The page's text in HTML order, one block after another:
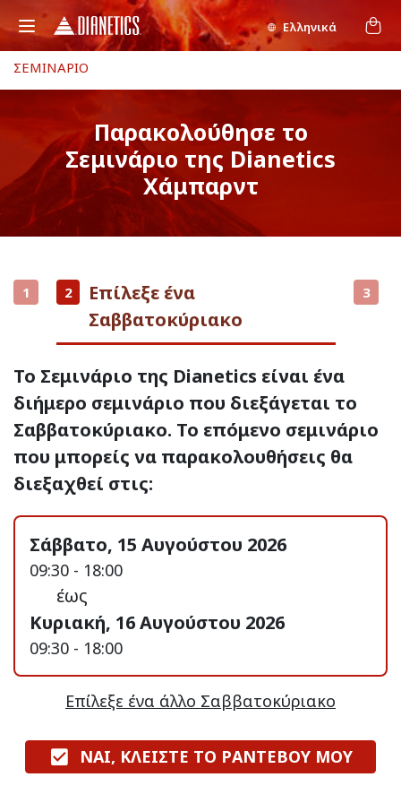
Ελληνικά
ΣΕΜΙΝΑΡΙΟ
Παρακολούθησε το
Σεμινάριο της Dianetics
Χάμπαρντ
1 2
Επίλεξε ένα
Σαββατοκύριακο
3
Το Σεμινάριο της Dianetics είναι ένα
διήμερο σεμινάριο που διεξάγεται το
Σαββατοκύριακο. Το επόμενο σεμινάριο
που μπορείς να παρακολουθήσεις θα
διεξαχθεί στις:
Σάββατο, 15 Αυγούστου 2026
09:30 - 18:00
έως
Κυριακή, 16 Αυγούστου 2026
09:30 - 18:00
Επίλεξε ένα άλλο Σαββατοκύριακο
ΝΑΙ, ΚΛΕΙΣΤΕ ΤΟ ΡΑΝΤΕΒΟΥ ΜΟΥ